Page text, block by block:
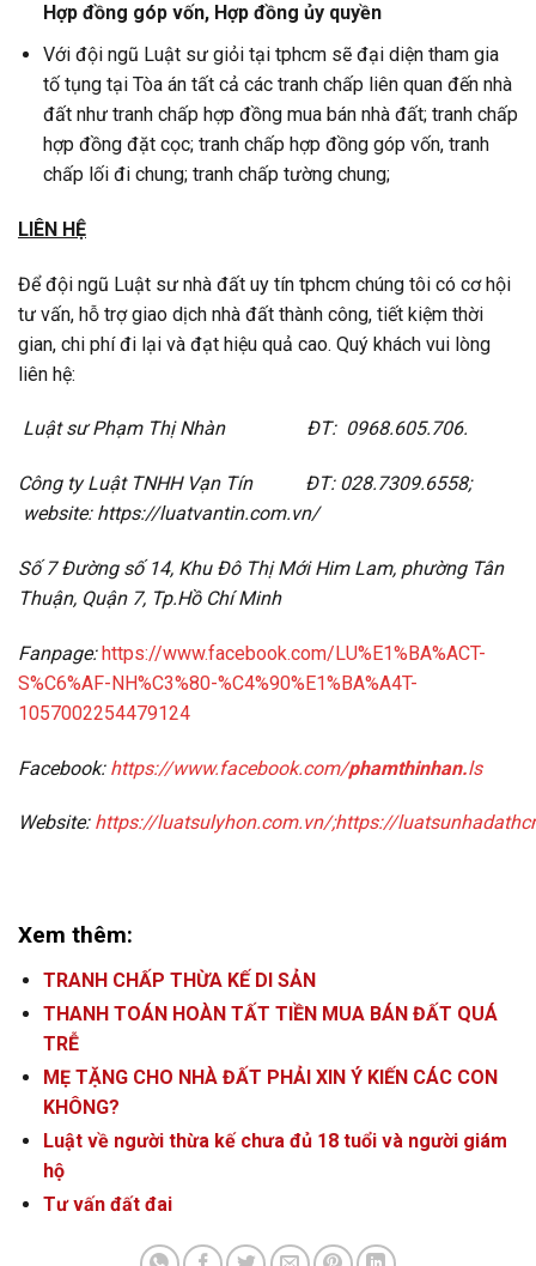
Hợp đồng góp vốn, Hợp đồng ủy quyền
Với đội ngũ Luật sư giỏi tại tphcm sẽ đại diện tham gia
tố tụng tại Tòa án tất cả các tranh chấp liên quan đến nhà
đất như tranh chấp hợp đồng mua bán nhà đất; tranh chấp
hợp đồng đặt cọc; tranh chấp hợp đồng góp vốn, tranh
chấp lối đi chung; tranh chấp tường chung;
LIÊN HỆ
Để đội ngũ Luật sư nhà đất uy tín tphcm chúng tôi có cơ hội
tư vấn, hỗ trợ giao dịch nhà đất thành công, tiết kiệm thời
gian, chi phí đi lại và đạt hiệu quả cao. Quý khách vui lòng
liên hệ:
Luật sư Phạm Thị Nhàn ĐT: 0968.605.706.
Công ty Luật TNHH Vạn Tín ĐT: 028.7309.6558;
website: https://luatvantin.com.vn/
Số 7 Đường số 14, Khu Đô Thị Mới Him Lam, phường Tân
Thuận, Quận 7, Tp.Hồ Chí Minh
Fanpage:https://www.facebook.com/LU%E1%BA%ACT-
S%C6%AF-NH%C3%80-%C4%90%E1%BA%A4T-
1057002254479124
Facebook: https://www.facebook.com/phamthinhan.ls
Website: https://luatsulyhon.com.vn/;https://
Xem thêm:
TRANH CHẤP THỪA KẾ DI SẢN
THANH TOÁN HOÀN TẤT TIỀN MUA BÁN ĐẤT QUÁ
TRỄ
MẸ TẶNG CHO NHÀ ĐẤT PHẢI XIN Ý KIẾN CÁC CON
KHÔNG?
Luật về người thừa kế chưa đủ 18 tuổi và người giám
hộ
Tư vấn đất đai